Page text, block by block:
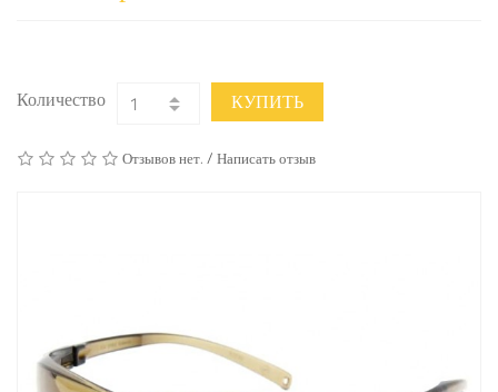
Количество КУПИТЬ
Отзывов нет. / Написать отзыв